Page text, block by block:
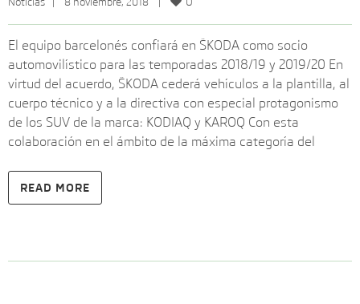
El equipo barcelonés confiará en ŠKODA como socio
automovilístico para las temporadas 2018/19 y 2019/20 En
virtud del acuerdo, ŠKODA cederá vehículos a la plantilla, al
cuerpo técnico y a la directiva con especial protagonismo
de los SUV de la marca: KODIAQ y KAROQ Con esta
colaboración en el ámbito de la máxima categoría del
READ MORE